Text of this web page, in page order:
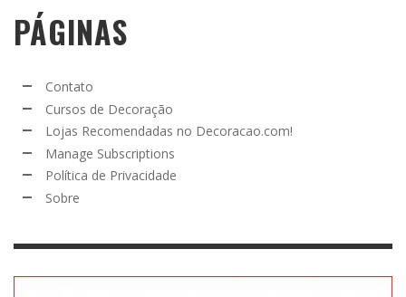
PÁGINAS
Contato
Cursos de Decoração
Lojas Recomendadas no Decoracao.com!
Manage Subscriptions
Política de Privacidade
Sobre